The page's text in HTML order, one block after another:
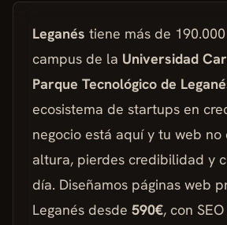
Leganés tiene más de
campus de la Universidad
Parque Tecnológico de
ecosistema de startups en
negocio está aquí y tu web no
altura, pierdes credibilidad y
día. Diseñamos páginas web
Leganés desde 590€, con